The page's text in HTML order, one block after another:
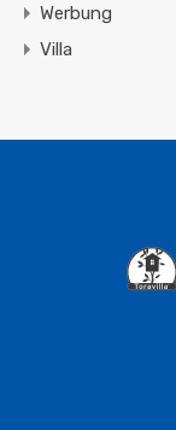
Werbung
Villa